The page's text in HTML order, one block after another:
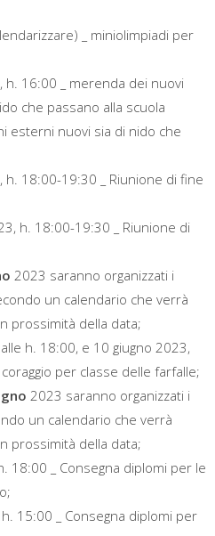
_ miniolimpiadi per
h. 16:00 _ merenda dei nuovi
che passano alla scuola
esterni nuovi sia di nido che
h. 18:00-19:30 _ Riunione di fine
h. 18:00-19:30 _ Riunione di
2023 saranno organizzati i
un calendario che verrà
prossimità della data;
h. 18:00, e 10 giugno 2023,
per classe delle farfalle;
2023 saranno organizzati i
un calendario che verrà
prossimità della data;
18:00 _ Consegna diplomi per le
15:00 _ Consegna diplomi per